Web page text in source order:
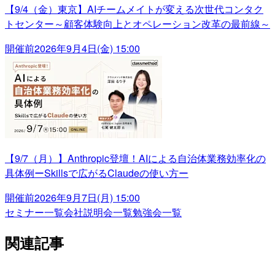
【9/4（金）東京】AIチームメイトが変える次世代コンタク
トセンター～顧客体験向上とオペレーション改革の最前線～
開催前2026年9月4日(金) 15:00
【9/7（月）】Anthropic登壇！AIによる自治体業務効率化の
具体例ーSkillsで広がるClaudeの使い方ー
開催前2026年9月7日(月) 15:00
セミナー一覧会社説明会一覧勉強会一覧
関連記事